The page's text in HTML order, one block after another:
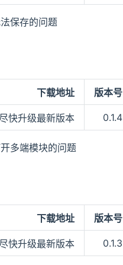
保存的问题
下载地址 版本号
快升级最新版本 0.1.4
多端模块的问题
下载地址 版本号
快升级最新版本 0.1.3